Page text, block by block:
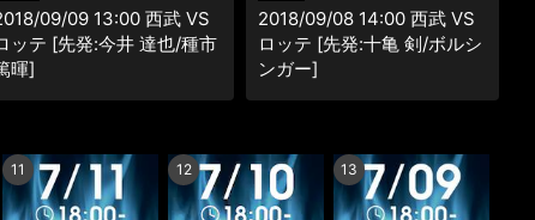
09/09 13:00 西武 VS
ッテ [先発:今井 達也/種市
暉]
2018/09/08 14:00 西武 VS
ロッテ [先発:十亀 剣/ボルシ
ンガー]
11 12 13